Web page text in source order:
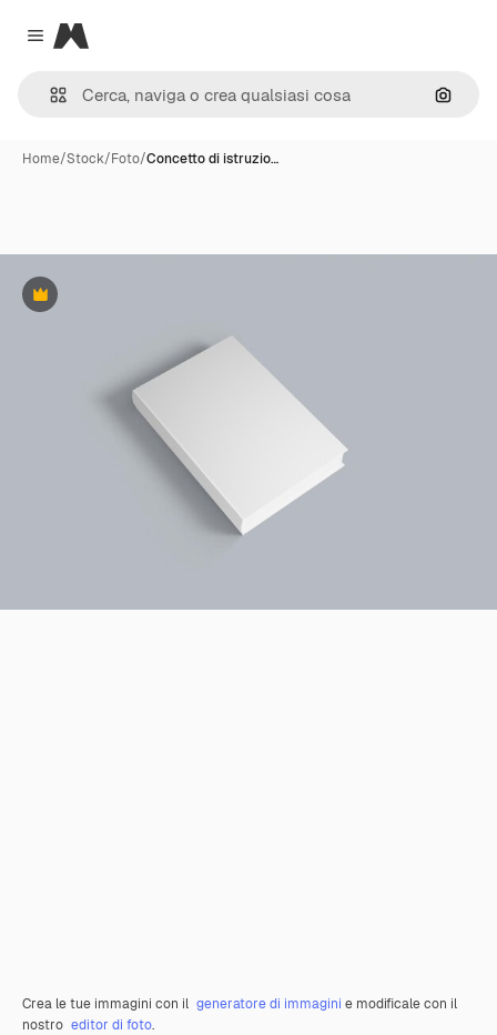
Close menu
Magnific
Cerca
Home/Stock/Foto/Concetto di istruzio…
Premium
Crea le tue immagini con il generatore di immagini e modificale con il
nostro editor di foto.